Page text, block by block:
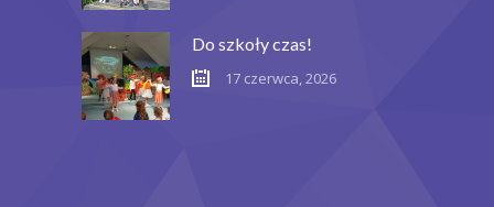
Do szkoły czas!
17 czerwca, 2026